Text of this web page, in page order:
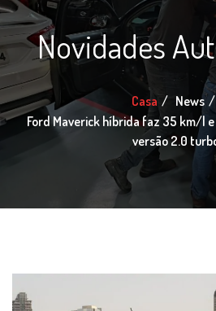
Novidades
Casa
News
Ford Maverick híbrida faz 35 km/l
versão 2.0